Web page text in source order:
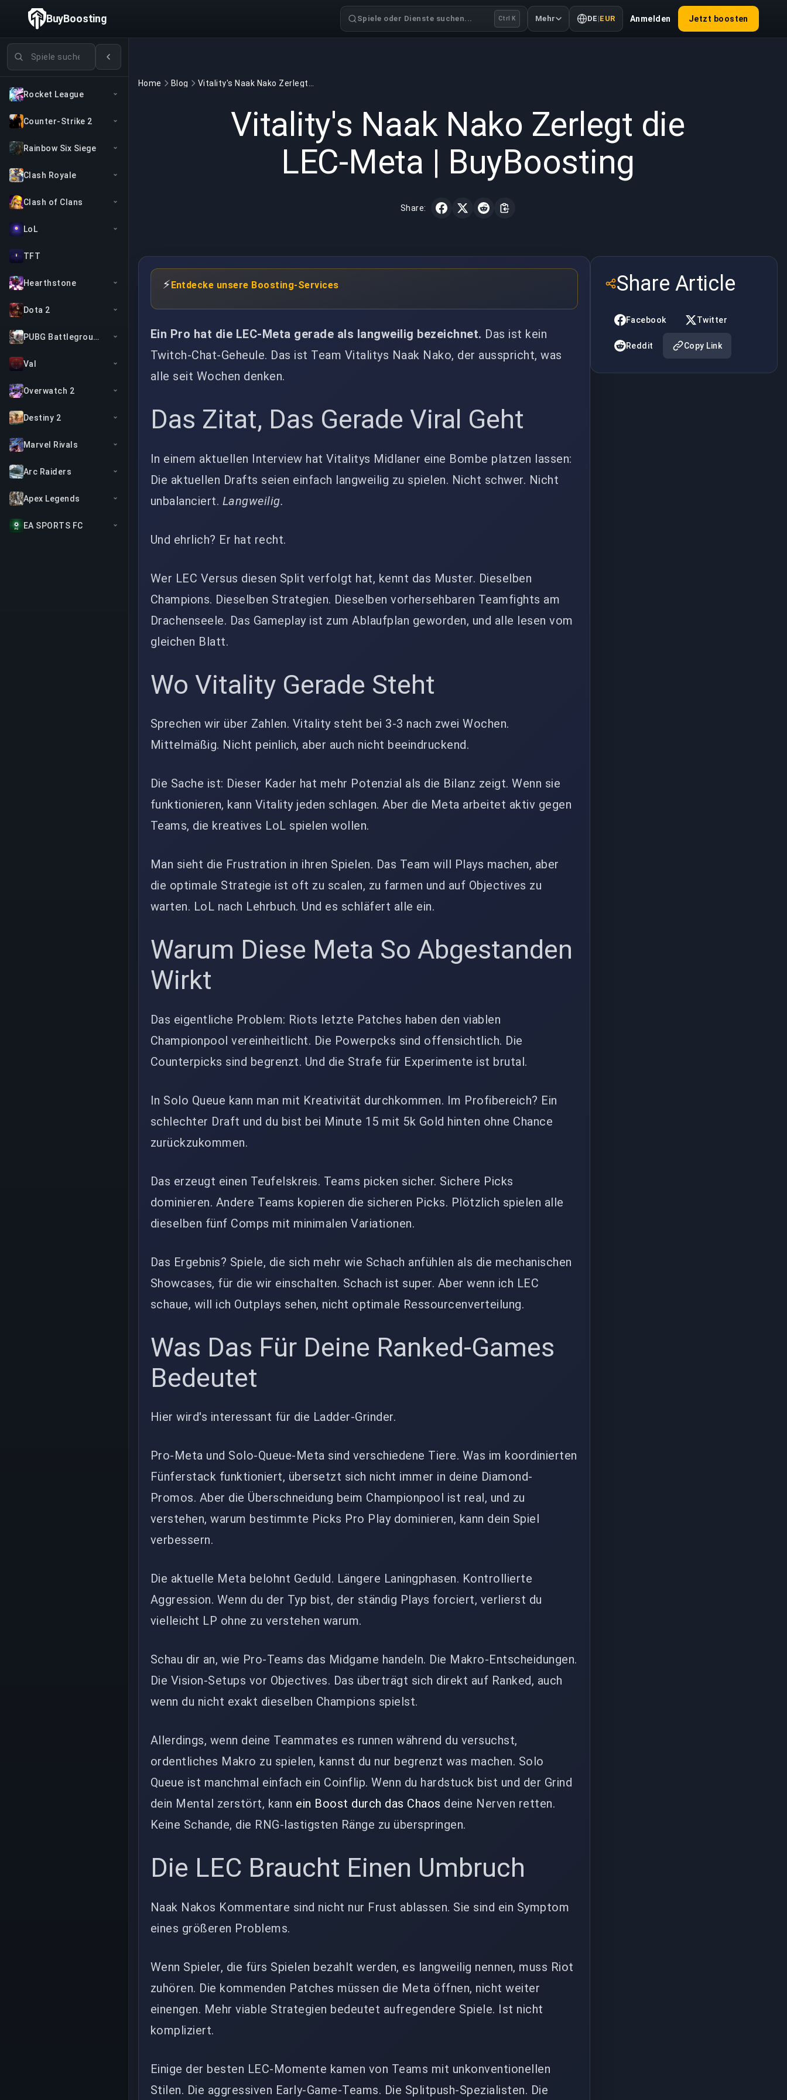
Spiele suchen
Rocket League
Counter-Strike 2
Rainbow Six Siege
Clash Royale
Clash of Clans
LoL
TFT
Hearthstone
Dota 2
PUBG Battlegrounds
Val
Overwatch 2
Destiny 2
Marvel Rivals
Arc Raiders
Apex Legends
EA SPORTS FC
BuyBoosting Spiele oder Dienste suchen... Ctrl K Mehr DE |EUR Anmelden Jetzt boosten
Home Blog
Vitality's Naak Nako Zerlegt die
LEC-Meta | BuyBoosting
Share:
⚡ Entdecke unsere Boosting-Services
Ein Pro hat die LEC-Meta gerade als langweilig bezeichnet. Das ist kein
Twitch-Chat-Geheule. Das ist Team Vitalitys Naak Nako, der ausspricht, was
alle seit Wochen denken.
Das Zitat, Das Gerade Viral Geht
In einem aktuellen Interview hat Vitalitys Midlaner eine Bombe platzen lassen:
Die aktuellen Drafts seien einfach langweilig zu spielen. Nicht schwer. Nicht
unbalanciert. Langweilig.
Und ehrlich? Er hat recht.
Wer LEC Versus diesen Split verfolgt hat, kennt das Muster. Dieselben
Champions. Dieselben Strategien. Dieselben vorhersehbaren Teamfights am
Drachenseele. Das Gameplay ist zum Ablaufplan geworden, und alle lesen vom
gleichen Blatt.
Wo Vitality Gerade Steht
Sprechen wir über Zahlen. Vitality steht bei 3-3 nach zwei Wochen.
Mittelmäßig. Nicht peinlich, aber auch nicht beeindruckend.
Die Sache ist: Dieser Kader hat mehr Potenzial als die Bilanz zeigt. Wenn sie
funktionieren, kann Vitality jeden schlagen. Aber die Meta arbeitet aktiv gegen
Teams, die kreatives LoL spielen wollen.
Man sieht die Frustration in ihren Spielen. Das Team will Plays machen, aber
die optimale Strategie ist oft zu scalen, zu farmen und auf Objectives zu
warten. LoL nach Lehrbuch. Und es schläfert alle ein.
Warum Diese Meta So Abgestanden
Wirkt
Das eigentliche Problem: Riots letzte Patches haben den viablen
Championpool vereinheitlicht. Die Powerpcks sind offensichtlich. Die
Counterpicks sind begrenzt. Und die Strafe für Experimente ist brutal.
In Solo Queue kann man mit Kreativität durchkommen. Im Profibereich? Ein
schlechter Draft und du bist bei Minute 15 mit 5k Gold hinten ohne Chance
zurückzukommen.
Das erzeugt einen Teufelskreis. Teams picken sicher. Sichere Picks
dominieren. Andere Teams kopieren die sicheren Picks. Plötzlich spielen alle
dieselben fünf Comps mit minimalen Variationen.
Das Ergebnis? Spiele, die sich mehr wie Schach anfühlen als die mechanischen
Showcases, für die wir einschalten. Schach ist super. Aber wenn ich LEC
schaue, will ich Outplays sehen, nicht optimale Ressourcenverteilung.
Was Das Für Deine Ranked-Games
Bedeutet
Hier wird's interessant für die Ladder-Grinder.
Pro-Meta und Solo-Queue-Meta sind verschiedene Tiere. Was im koordinierten
Fünferstack funktioniert, übersetzt sich nicht immer in deine Diamond-
Promos. Aber die Überschneidung beim Championpool ist real, und zu
verstehen, warum bestimmte Picks Pro Play dominieren, kann dein Spiel
verbessern.
Die aktuelle Meta belohnt Geduld. Längere Laningphasen. Kontrollierte
Aggression. Wenn du der Typ bist, der ständig Plays forciert, verlierst du
vielleicht LP ohne zu verstehen warum.
Schau dir an, wie Pro-Teams das Midgame handeln. Die Makro-Entscheidungen.
Die Vision-Setups vor Objectives. Das überträgt sich direkt auf Ranked, auch
wenn du nicht exakt dieselben Champions spielst.
Allerdings, wenn deine Teammates es runnen während du versuchst,
ordentliches Makro zu spielen, kannst du nur begrenzt was machen. Solo
Queue ist manchmal einfach ein Coinflip. Wenn du hardstuck bist und der Grind
dein Mental zerstört, kann ein Boost durch das Chaos deine Nerven retten.
Keine Schande, die RNG-lastigsten Ränge zu überspringen.
Die LEC Braucht Einen Umbruch
Naak Nakos Kommentare sind nicht nur Frust ablassen. Sie sind ein Symptom
eines größeren Problems.
Wenn Spieler, die fürs Spielen bezahlt werden, es langweilig nennen, muss Riot
zuhören. Die kommenden Patches müssen die Meta öffnen, nicht weiter
einengen. Mehr viable Strategien bedeutet aufregendere Spiele. Ist nicht
kompliziert.
Einige der besten LEC-Momente kamen von Teams mit unkonventionellen
Stilen. Die aggressiven Early-Game-Teams. Die Splitpush-Spezialisten. Die
Share Article
Facebook Twitter
Reddit Copy Link